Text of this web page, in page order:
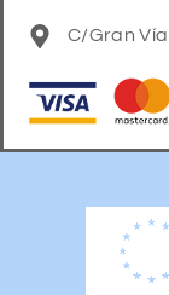
C/Gran